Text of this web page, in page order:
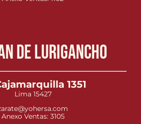
de Lurigancho
1351
Lima 15427
Anexo Ventas: 3105